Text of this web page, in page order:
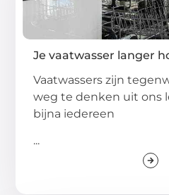
Je vaatwasser langer
Vaatwassers zijn
weg te denken uit ons
bijna iedereen
...